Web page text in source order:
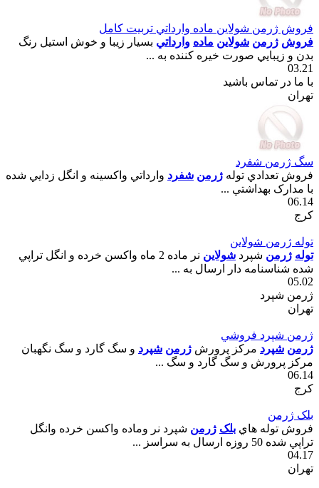
فروش ژرمن شولاين ماده وارداتي تربيت کامل
فروش ژرمن شولاين ماده وارداتي بسيار زيبا و خوش استيل رنگ
بدن و زيبايي صورت خيره کننده به ...
03.21
با ما در تماس باشید
تهران
سگ ژرمن شفرد
فروش تعدادي توله ژرمن شفرد وارداتي واکسينه و انگل زدايي شده
با مدارک بهداشتي ...
06.14
کرج
توله ژرمن شولاين
توله ژرمن شپرد شولاين
نر ماده 2 ماه واکسن خرده و انگل تراپي
شده شناسنامه دار ارسال به ...
05.02
ژرمن شپرد
تهران
ژرمن شپرد فروشي
ژرمن شپرد مرکز پرورش ژرمن شپرد و سگ گارد و سگ نگهبان
مرکز پرورش و سگ گارد و سگ ...
06.14
کرج
بلک ژرمن
فروش توله هاي بلک ژرمن شپرد نر وماده واکسن خرده وانگل
تراپي شده 50 روزه ارسال به سراسز ...
04.17
تهران